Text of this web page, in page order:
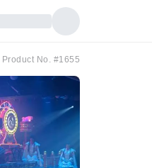
Product No. #1655